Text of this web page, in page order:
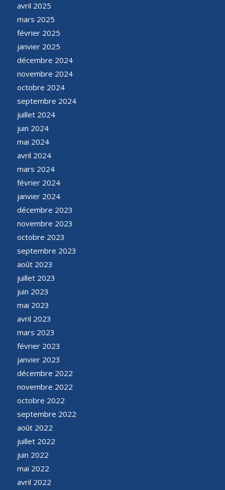
avril 2025
mars 2025
février 2025
janvier 2025
décembre 2024
novembre 2024
octobre 2024
septembre 2024
juillet 2024
juin 2024
mai 2024
avril 2024
mars 2024
février 2024
janvier 2024
décembre 2023
novembre 2023
octobre 2023
septembre 2023
août 2023
juillet 2023
juin 2023
mai 2023
avril 2023
mars 2023
février 2023
janvier 2023
décembre 2022
novembre 2022
octobre 2022
septembre 2022
août 2022
juillet 2022
juin 2022
mai 2022
avril 2022